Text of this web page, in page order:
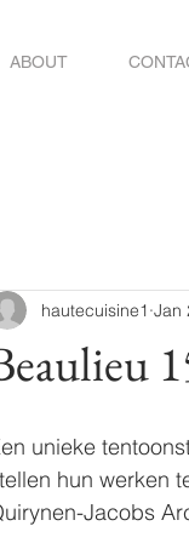
ABOUT
hautecuisine1 Jan
unieke
hun werken
Jacobs